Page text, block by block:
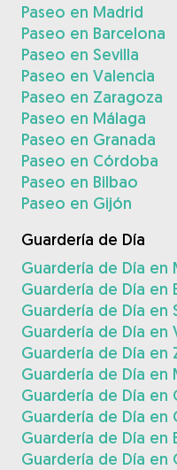
Paseo en Madrid
Paseo en Barcelona
Paseo en Sevilla
Paseo en Valencia
Paseo en Zaragoza
Paseo en Málaga
Paseo en Granada
Paseo en Córdoba
Paseo en Bilbao
Paseo en Gijón
Guardería de Día
Guardería de Día en
Guardería de Día en
Guardería de Día en
Guardería de Día en
Guardería de Día en
Guardería de Día en
Guardería de Día en
Guardería de Día en
Guardería de Día en
Guardería de Día en